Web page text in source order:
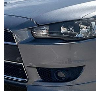
2014 Mitsubishi Lancer
110 341 km
15 990 $